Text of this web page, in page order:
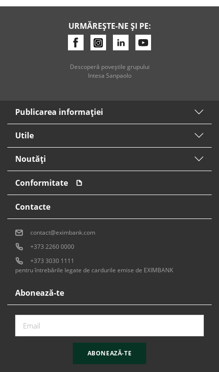
URMĂREȘTE-NE ȘI PE:
Descoperă poveştile grupului
Intesa Sanpaolo
Publicarea informaţiei
Utile
Noutăți
Conformitate
Abonează-te
ABONEAZĂ-TE
Contacte
contact@eximbank.com
+373 2260 0000
+373 3030 1111
pentru întrebările legate de cardurile emise de EXIMBANK